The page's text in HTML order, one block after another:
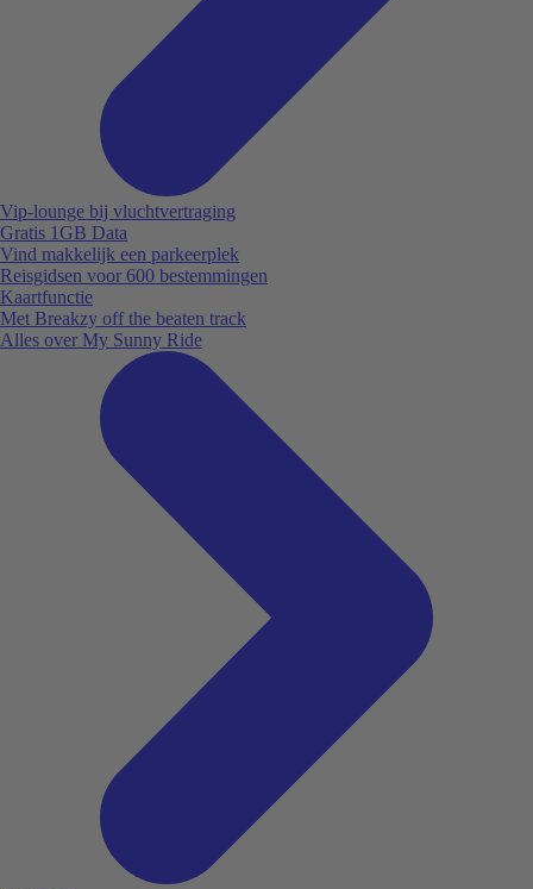
Vip-lounge bij vluchtvertraging
Gratis 1GB Data
Vind makkelijk een parkeerplek
Reisgidsen voor 600 bestemmingen
Kaartfunctie
Met Breakzy off the beaten track
Alles over My Sunny Ride